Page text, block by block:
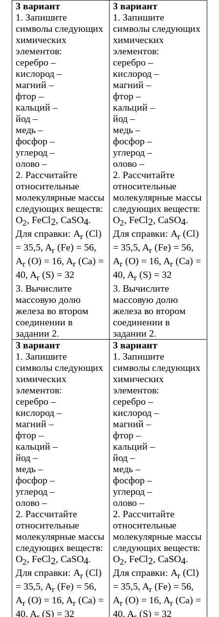
3 вариант
1. Запишите
символы следующих
химических
элементов:
серебро –
кислород –
магний –
фтор –
кальций –
йод –
медь –
фосфор –
углерод –
олово –
2. Рассчитайте
относительные
молекулярные массы
следующих веществ:
О2,FeCl2,CaSO4.
Для справки: Ar (Cl)
= 35,5, Ar (Fe) = 56,
Ar (O) = 16, Ar (Ca) =
40, Ar (S) = 32
3. Вычислите
массовую долю
железа во втором
соединении в
задании 2.
3 вариант
1. Запишите
символы следующих
химических
элементов:
серебро –
кислород –
магний –
фтор –
кальций –
йод –
медь –
фосфор –
углерод –
олово –
2. Рассчитайте
относительные
молекулярные массы
следующих веществ:
О2,FeCl2,CaSO4.
Для справки: Ar (Cl)
= 35,5, Ar (Fe) = 56,
Ar (O) = 16, Ar (Ca) =
40, Ar (S) = 32
3. Вычислите
массовую долю
железа во втором
соединении в
задании 2.
3 вариант
1. Запишите
символы следующих
химических
элементов:
серебро –
кислород –
магний –
фтор –
кальций –
йод –
медь –
фосфор –
углерод –
олово –
2. Рассчитайте
относительные
молекулярные массы
следующих веществ:
О2,FeCl2,CaSO4.
Для справки: Ar (Cl)
= 35,5, Ar (Fe) = 56,
Ar (O) = 16, Ar (Ca) =
40, A (S) = 32
3 вариант
1. Запишите
символы следующих
химических
элементов:
серебро –
кислород –
магний –
фтор –
кальций –
йод –
медь –
фосфор –
углерод –
олово –
2. Рассчитайте
относительные
молекулярные массы
следующих веществ:
О2,FeCl2,CaSO4.
Для справки: Ar (Cl)
= 35,5, Ar (Fe) = 56,
Ar (O) = 16, Ar (Ca) =
40, A (S) = 32